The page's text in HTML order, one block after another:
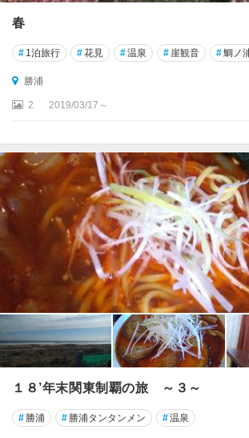
春
# 1泊旅行 #花見 #温泉 # 崖観音 #鯛ノ
勝浦
2 2019/03/17～
１８’年末関東制覇の旅 ～３～
# 勝浦 # 勝浦タンタンメン #温泉